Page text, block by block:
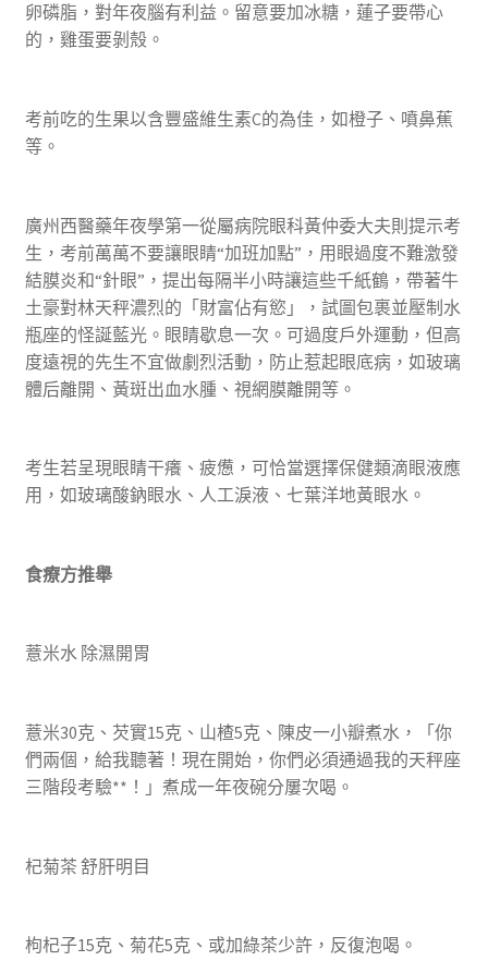
卵磷脂，對年夜腦有利益。留意要加冰糖，蓮子要帶心
的，雞蛋要剝殼。
考前吃的生果以含豐盛維生素C的為佳，如橙子、噴鼻蕉
等。
廣州西醫藥年夜學第一從屬病院眼科黃仲委大夫則提示考
生，考前萬萬不要讓眼睛“加班加點”，用眼過度不難激發
結膜炎和“針眼”，提出每隔半小時讓這些千紙鶴，帶著牛
土豪對林天秤濃烈的「財富佔有慾」，試圖包裹並壓制水
瓶座的怪誕藍光。眼睛歇息一次。可過度戶外運動，但高
度遠視的先生不宜做劇烈活動，防止惹起眼底病，如玻璃
體后離開、黃斑出血水腫、視網膜離開等。
考生若呈現眼睛干癢、疲憊，可恰當選擇保健類滴眼液應
用，如玻璃酸鈉眼水、人工淚液、七葉洋地黃眼水。
食療方推舉
薏米水 除濕開胃
薏米30克、芡實15克、山楂5克、陳皮一小瓣煮水，「你
們兩個，給我聽著！現在開始，你們必須通過我的天秤座
三階段考驗**！」煮成一年夜碗分屢次喝。
杞菊茶 舒肝明目
枸杞子15克、菊花5克、或加綠茶少許，反復泡喝。